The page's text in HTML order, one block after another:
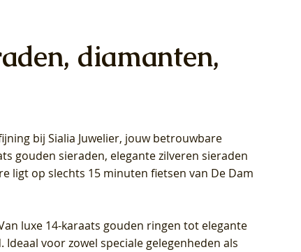
-
Blush Lab Diamonds Collier LG3014Y
- Geelgoud (14k) met Lab grown
Diamant
Blush Lab Diamonds Ring LG1029Y -
Geelgoud (14k) met Lab grown
Diamant
Blush Lab Diamonds Oorknoppen
LG7033Y – Geelgoud (14k) met Lab
grown Diamant
diamanten,
bij Sialia Juwelier, jouw betrouwbare
gouden sieraden, elegante zilveren sieraden
ligt op slechts 15 minuten fietsen van De Dam
luxe 14-karaats gouden ringen tot elegante
voor zowel speciale gelegenheden als